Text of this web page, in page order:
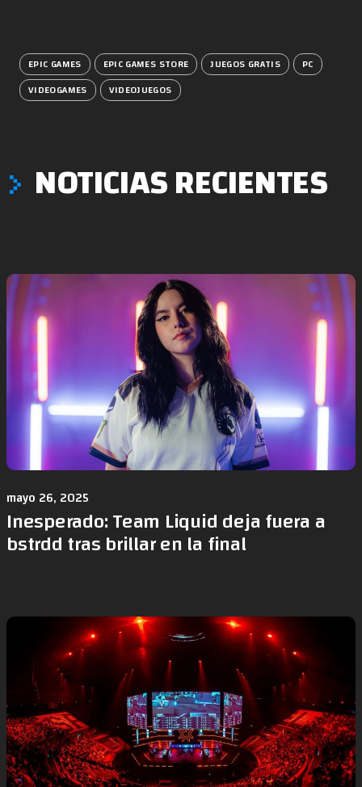
EPIC GAMES EPIC GAMES STORE JUEGOS GRATIS
PC
VIDEOGAMES
VIDEOJUEGOS
NOTICIAS RECIENTES
mayo 26, 2025
Inesperado: Team Liquid deja fuera a
bstrdd tras brillar en la final